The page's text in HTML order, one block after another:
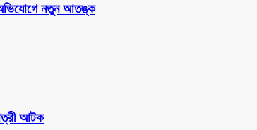
অভিযোগে নতুন আতঙ্ক
আটক